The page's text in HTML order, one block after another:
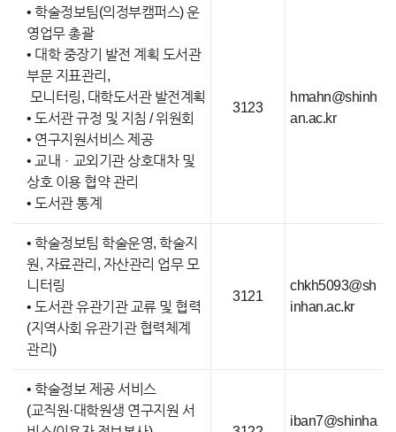
• 학술정보팀(의정부캠퍼스) 운
영업무 총괄
• 대학 중장기 발전 계획 도서관
부문 지표관리,
모니터링, 대학도서관 발전계획
• 도서관 규정 및 지침 / 위원회
• 연구지원서비스 제공
• 교내ㆍ교외기관 상호대차 및
상호 이용 협약 관리
• 도서관 통계
3123
hmahn@shinh
an.ac.kr
• 학술정보팀 학술운영, 학술지
원, 자료관리, 자산관리 업무 모
니터링
• 도서관 유관기관 교류 및 협력
(지역사회 유관기관 협력체계
관리)
3121
chkh5093@sh
inhan.ac.kr
• 학술정보 제공 서비스
(교직원·대학원생 연구지원 서
iban7@shinha